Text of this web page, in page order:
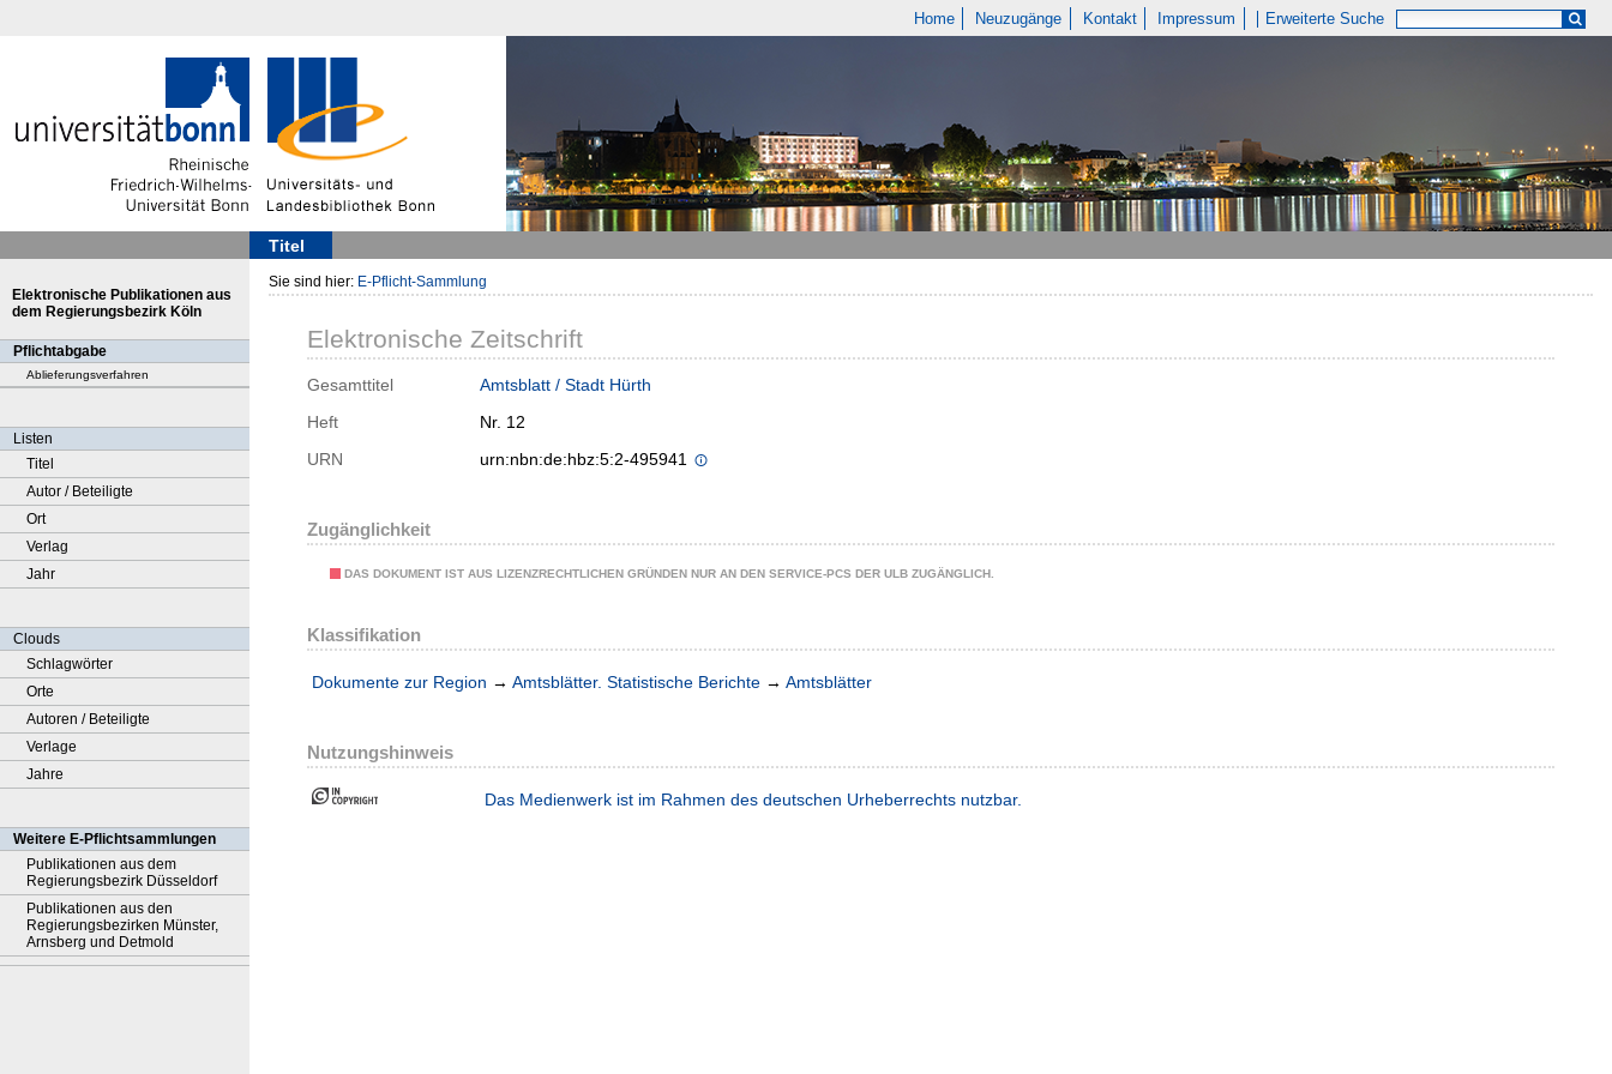
Home Neuzugänge Kontakt Impressum Erweiterte Suche
Titel
Elektronische Publikationen aus
dem Regierungsbezirk Köln
Pflichtabgabe
Ablieferungsverfahren
Listen
Titel
Autor / Beteiligte
Ort
Verlag
Jahr
Clouds
Schlagwörter
Orte
Autoren / Beteiligte
Verlage
Jahre
Weitere E-Pflichtsammlungen
Publikationen aus dem
Regierungsbezirk Düsseldorf
Publikationen aus den
Regierungsbezirken Münster,
Arnsberg und Detmold
Sie sind hier: E-Pflicht-Sammlung
Elektronische Zeitschrift
Gesamttitel
Amtsblatt / Stadt Hürth
Heft
Nr. 12
URN
urn:nbn:de:hbz:5:2-495941
Zugänglichkeit
DAS DOKUMENT IST AUS LIZENZRECHTLICHEN GRÜNDEN NUR AN DEN SERVICE-PCS DER ULB ZUGÄNGLICH.
Klassifikation
Dokumente zur Region → Amtsblätter. Statistische Berichte → Amtsblätter
Nutzungshinweis
Das Medienwerk ist im Rahmen des deutschen Urheberrechts nutzbar.